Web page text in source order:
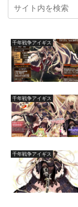
千年戦争アイギス
千年戦争アイギス
千年戦争アイギス